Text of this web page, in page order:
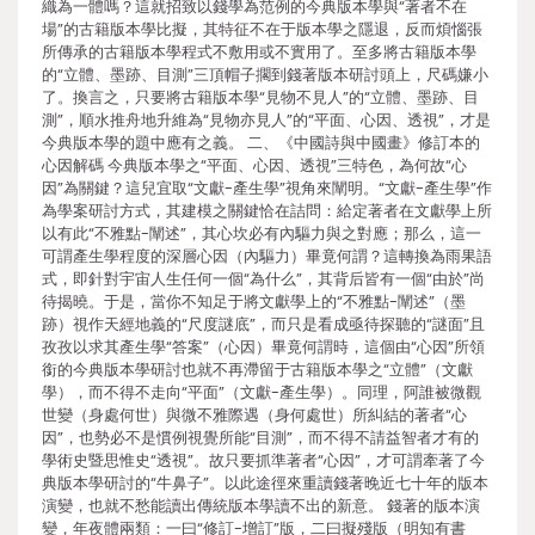
織為一體嗎？這就招致以錢學為范例的今典版本學與“著者不在
場”的古籍版本學比擬，其特征不在于版本學之隱退，反而煩惱張
所傳承的古籍版本學程式不敷用或不實用了。至多將古籍版本學
的“立體、墨跡、目測”三頂帽子擱到錢著版本研討頭上，尺碼嫌小
了。換言之，只要將古籍版本學“見物不見人”的“立體、墨跡、目
測”，順水推舟地升維為“見物亦見人”的“平面、心因、透視”，才是
今典版本學的題中應有之義。 二、《中國詩與中國畫》修訂本的
心因解碼 今典版本學之“平面、心因、透視”三特色，為何故“心
因”為關鍵？這兒宜取“文獻-產生學”視角來闡明。“文獻-產生學”作
為學案研討方式，其建模之關鍵恰在詰問：給定著者在文獻學上所
以有此“不雅點-闡述”，其心坎必有內驅力與之對應；那么，這一
可謂產生學程度的深層心因（內驅力）畢竟何謂？這轉換為雨果語
式，即針對宇宙人生任何一個“為什么”，其背后皆有一個“由於”尚
待揭曉。于是，當你不知足于將文獻學上的“不雅點-闡述”（墨
跡）視作天經地義的“尺度謎底”，而只是看成亟待探聽的“謎面”且
孜孜以求其產生學“答案”（心因）畢竟何謂時，這個由“心因”所領
銜的今典版本學研討也就不再滯留于古籍版本學之“立體”（文獻
學），而不得不走向“平面”（文獻-產生學）。同理，阿誰被微觀
世變（身處何世）與微不雅際遇（身何處世）所糾結的著者“心
因”，也勢必不是慣例視覺所能“目測”，而不得不請益智者才有的
學術史暨思惟史“透視”。故只要抓準著者“心因”，才可謂牽著了今
典版本學研討的“牛鼻子”。以此途徑來重讀錢著晚近七十年的版本
演變，也就不愁能讀出傳統版本學讀不出的新意。 錢著的版本演
變，年夜體兩類：一曰“修訂-增訂”版，二曰擬殘版（明知有書